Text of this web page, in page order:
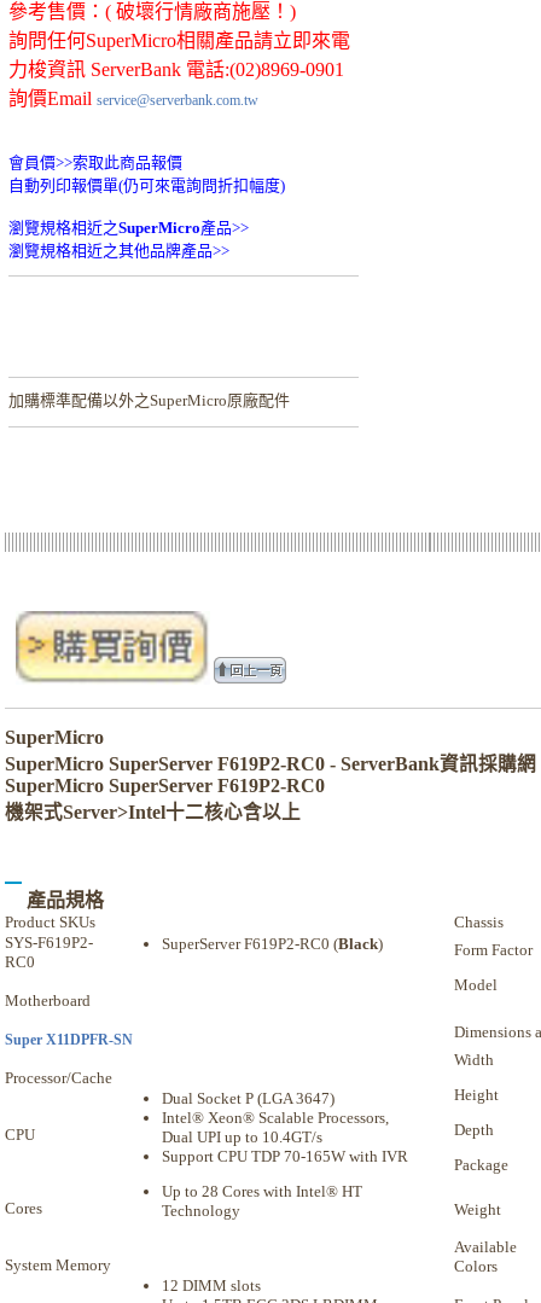
參考售價：( 破壞行情廠商施壓！)
詢問任何SuperMicro相關產品請立即來電
力梭資訊 ServerBank 電話:(02)8969-0901
詢價Email service@serverbank.com.tw
會員價>>索取此商品報價
自動列印報價單(仍可來電詢問折扣幅度)
瀏覽規格相近之SuperMicro產品>>
瀏覽規格相近之其他品牌產品>>
加購標準配備以外之SuperMicro原廠配件
SuperMicro
SuperMicro SuperServer F619P2-RC0 - ServerBank資訊採購網
SuperMicro SuperServer F619P2-RC0
機架式Server>Intel十二核心含以上
產品規格
Product SKUs
SYS-F619P2-
RC0
SuperServer F619P2-RC0 (Black)
Motherboard
Super X11DPFR-SN
Processor/Cache
CPU
Dual Socket P (LGA 3647)
Intel® Xeon® Scalable Processors,
Dual UPI up to 10.4GT/s
Support CPU TDP 70-165W with IVR
Cores
Up to 28 Cores with Intel® HT
Technology
System Memory
12 DIMM slots
Chassis
Form Factor
Model
Dimensions
Width
Height
Depth
Package
Weight
Available
Colors